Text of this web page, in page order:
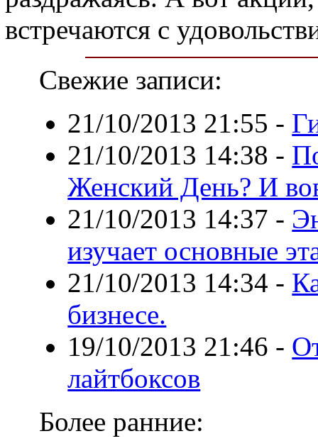
встречаются с
Свежие записи:
21/10/2013 21:55 -
21/10/2013 14:38 -
Женский День? И
21/10/2013 14:37 -
изучает основные
21/10/2013 14:34 -
бизнесе.
19/10/2013 21:46 -
лайтбоксов
Более ранние: